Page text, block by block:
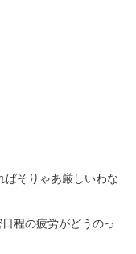
ばそりゃあ厳しいわな
程の疲労がどうのっ